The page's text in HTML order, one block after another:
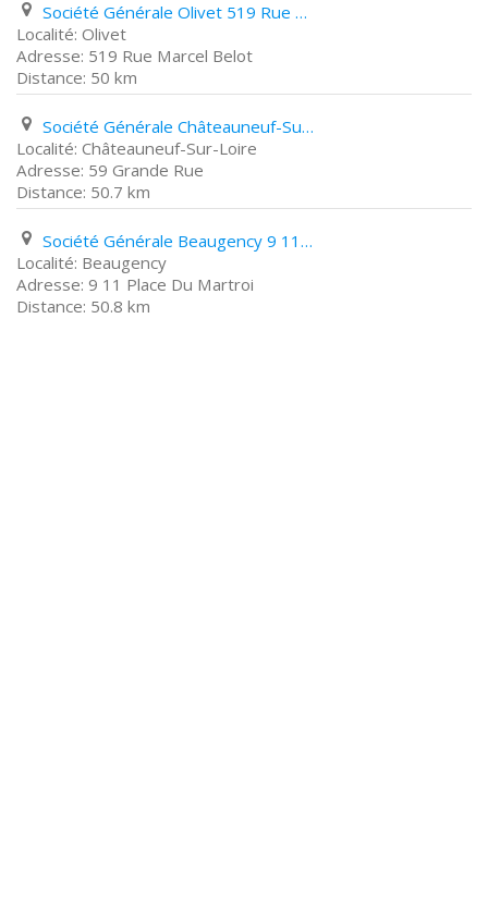
Société Générale Olivet 519 Rue Marcel Belot
Olivet
519 Rue Marcel Belot
50 km
Société Générale Châteauneuf-Sur-Loire 59 Grande Rue
Châteauneuf-Sur-Loire
59 Grande Rue
50.7 km
Société Générale Beaugency 9 11 Place Du Martroi
Beaugency
9 11 Place Du Martroi
50.8 km